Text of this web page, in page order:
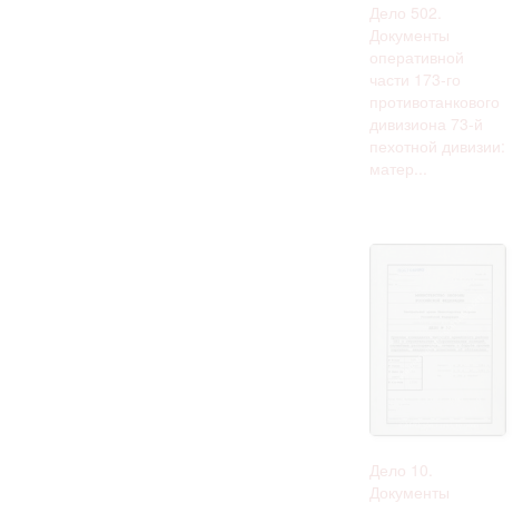
Дело 502.
Документы
оперативной
части 173-го
противотанкового
дивизиона 73-й
пехотной дивизии:
матер...
Дело 10.
Документы